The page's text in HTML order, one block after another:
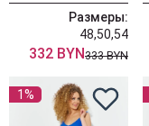
Размеры:
48,50,54
332 BYN333 BYN
1%